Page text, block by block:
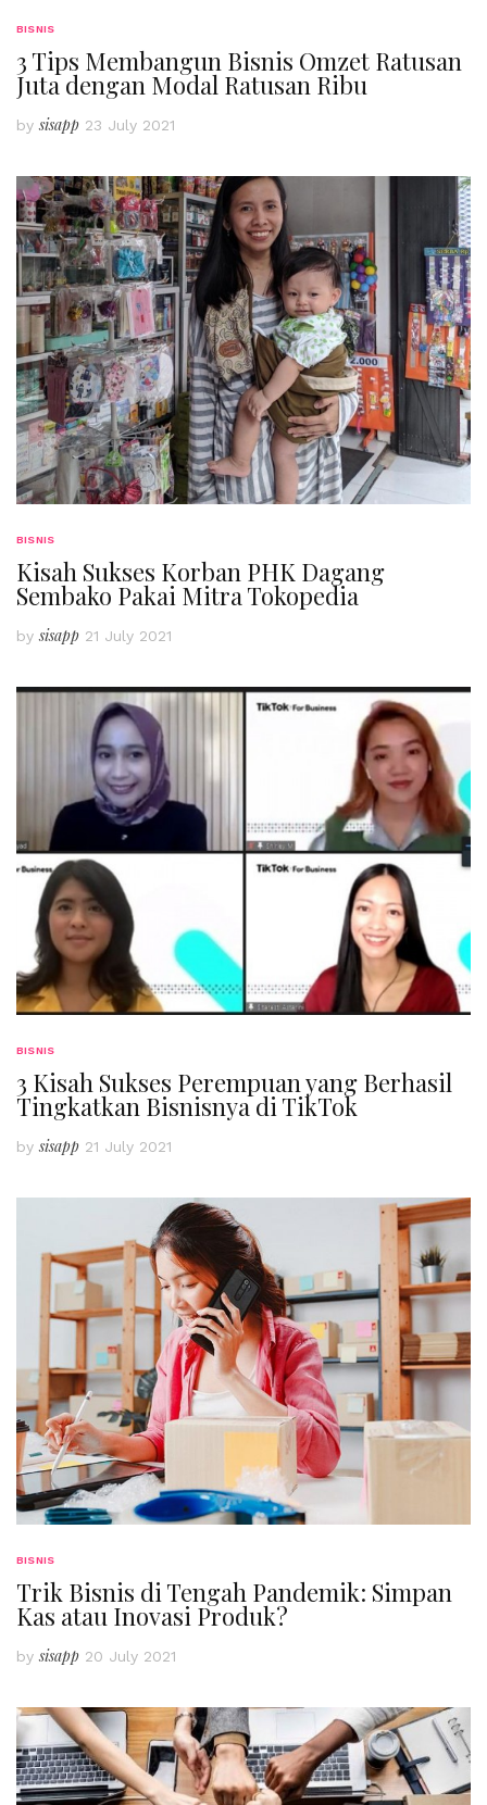
BISNIS
3 Tips Membangun Bisnis Omzet Ratusan
Juta dengan Modal Ratusan Ribu
bysisapp 23 July 2021
BISNIS
Kisah Sukses Korban PHK Dagang
Sembako Pakai Mitra Tokopedia
bysisapp 21 July 2021
BISNIS
3 Kisah Sukses Perempuan yang Berhasil
Tingkatkan Bisnisnya di TikTok
bysisapp 21 July 2021
BISNIS
Trik Bisnis di Tengah Pandemik: Simpan
Kas atau Inovasi Produk?
bysisapp 20 July 2021